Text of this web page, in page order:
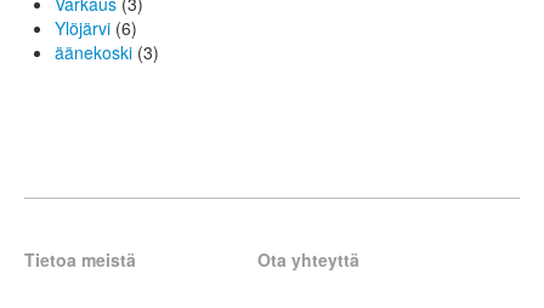
Ylöjärvi (6)
äänekoski (3)
Tietoa meistä Ota yhteyttä